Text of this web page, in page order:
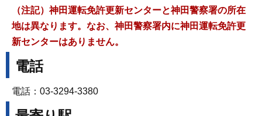
（注記）神田運転免許更新センターと神田警察署の所在
地は異なります。なお、神田警察署内に神田運転免許更
新センターはありません。
電話
電話：03-3294-3380